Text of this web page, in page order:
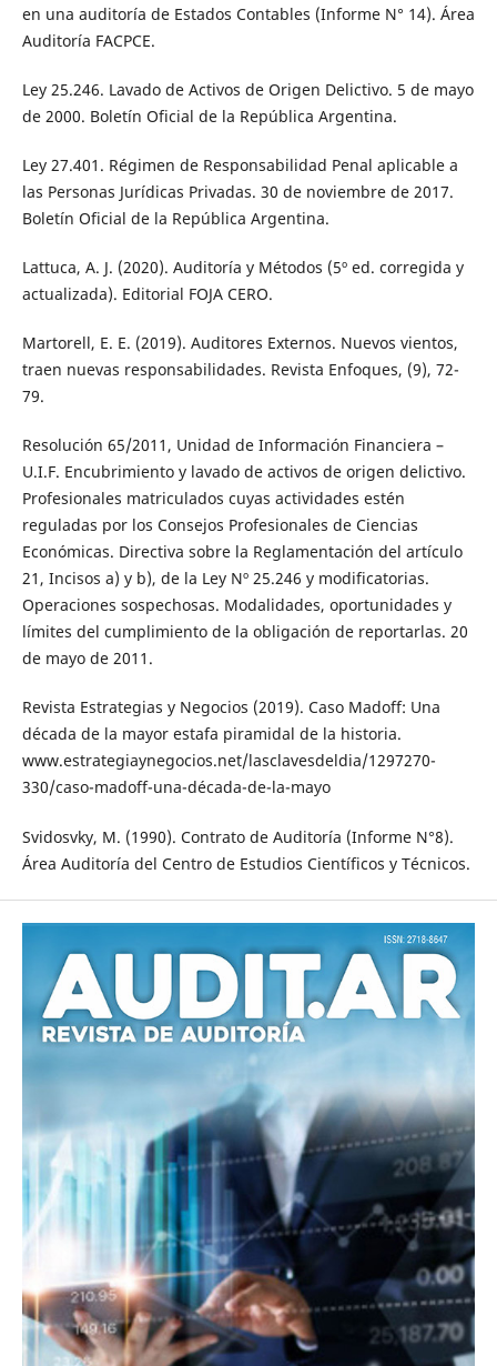
en una auditoría de Estados Contables (Informe N° 14). Área
Auditoría FACPCE.
Ley 25.246. Lavado de Activos de Origen Delictivo. 5 de mayo
de 2000. Boletín Oficial de la República Argentina.
Ley 27.401. Régimen de Responsabilidad Penal aplicable a
las Personas Jurídicas Privadas. 30 de noviembre de 2017.
Boletín Oficial de la República Argentina.
Lattuca, A. J. (2020). Auditoría y Métodos (5º ed. corregida y
actualizada). Editorial FOJA CERO.
Martorell, E. E. (2019). Auditores Externos. Nuevos vientos,
traen nuevas responsabilidades. Revista Enfoques, (9), 72-
79.
Resolución 65/2011, Unidad de Información Financiera –
U.I.F. Encubrimiento y lavado de activos de origen delictivo.
Profesionales matriculados cuyas actividades estén
reguladas por los Consejos Profesionales de Ciencias
Económicas. Directiva sobre la Reglamentación del artículo
21, Incisos a) y b), de la Ley Nº 25.246 y modificatorias.
Operaciones sospechosas. Modalidades, oportunidades y
límites del cumplimiento de la obligación de reportarlas. 20
de mayo de 2011.
Revista Estrategias y Negocios (2019). Caso Madoff: Una
década de la mayor estafa piramidal de la historia.
www.estrategiaynegocios.net/lasclavesdeldia/1297270-
330/caso-madoff-una-década-de-la-mayo
Svidosvky, M. (1990). Contrato de Auditoría (Informe N°8).
Área Auditoría del Centro de Estudios Científicos y Técnicos.